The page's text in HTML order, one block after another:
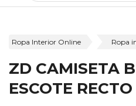
Ropa Interior Online Ropa
ZD CAMISETA
ESCOTE